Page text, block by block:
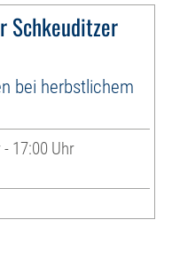
Schkeuditzer
bei herbstlichem
17:00 Uhr